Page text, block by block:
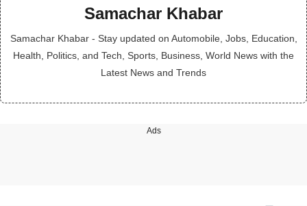
Samachar Khabar
Samachar Khabar - Stay updated on Automobile, Jobs, Education,
Health, Politics, and Tech, Sports, Business, World News with the
Latest News and Trends
Ads